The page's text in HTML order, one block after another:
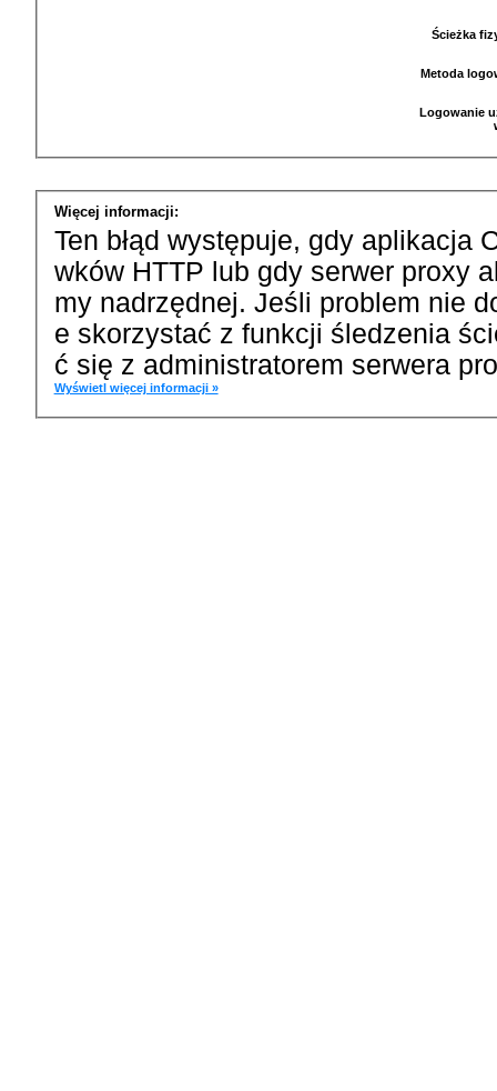
Ścieżka
Metoda
Logowanie
Więcej informacji:
Ten błąd występuje, gdy aplikacja
wków HTTP lub gdy serwer proxy
my nadrzędnej. Jeśli problem nie
e skorzystać z funkcji śledzenia
ć się z administratorem serwera
Wyświetl więcej informacji »